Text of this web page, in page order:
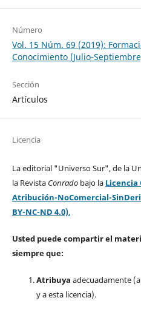
Número
Vol. 15 Núm. 69 (2019):
Conocimiento (Julio-
Sección
Artículos
Licencia
La editorial "Universo Sur", de la
la Revista Conradobajo la Licencia
Atribución-NoComercial-
BY-NC-ND 4.0).
Usted puede compartir el
siempre que:
Atribuya adecuadamente
y a esta licencia).